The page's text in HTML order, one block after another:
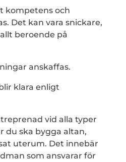
kompetens och
Det kan vara snickare,
beroende på
anskaffas.
klara enligt
vid alla typer
du ska bygga altan,
uterum. Det innebär
som ansvarar för